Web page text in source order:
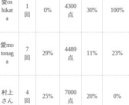
愛os
hikat
a
1
回
0%
4300
点
30% 100%
愛mo
tonag
a
7
回
29%
4489
点
11% 23%
村上
さん
4
回
25%
7000
点
20% 0%